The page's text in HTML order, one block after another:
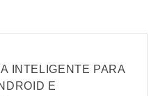
INTELIGENTE PARA
E